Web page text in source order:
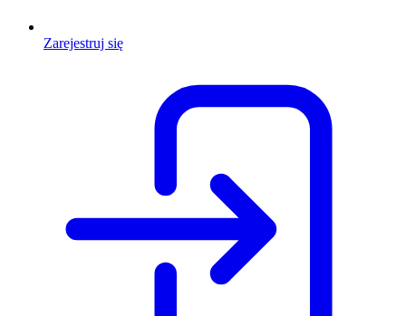
Zarejestruj się